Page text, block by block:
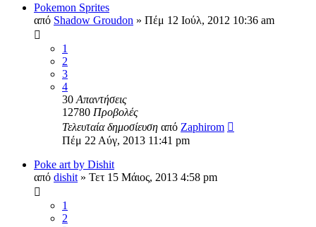
Pokemon Sprites
από Shadow Groudon » Πέμ 12 Ιούλ, 2012 10:36 am
1
2
3
4
30 Απαντήσεις
12780 Προβολές
Τελευταία δημοσίευση από Zaphirom
Πέμ 22 Αύγ, 2013 11:41 pm
Poke art by Dishit
από dishit » Τετ 15 Μάιος, 2013 4:58 pm
1
2